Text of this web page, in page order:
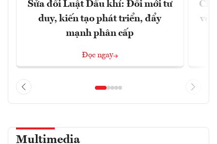
Sửa đổi Luật Dầu khí: Đổi mới tư
duy, kiến tạo phát triển, đẩy
mạnh phân cấp
Đọc ngay
vệ
Multimedia